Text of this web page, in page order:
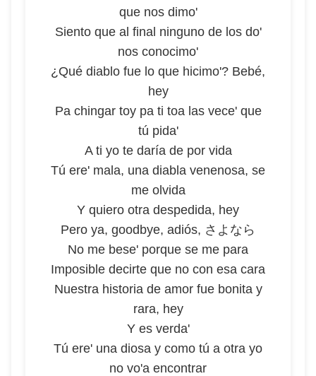
que nos dimo'
Siento que al final ninguno de los do'
nos conocimo'
¿Qué diablo fue lo que hicimo'? Bebé,
hey
Pa chingar toy pa ti toa las vece' que
tú pida'
A ti yo te daría de por vida
Tú ere' mala, una diabla venenosa, se
me olvida
Y quiero otra despedida, hey
Pero ya, goodbye, adiós, さよなら
No me bese' porque se me para
Imposible decirte que no con esa cara
Nuestra historia de amor fue bonita y
rara, hey
Y es verda'
Tú ere' una diosa y como tú a otra yo
no vo'a encontrar